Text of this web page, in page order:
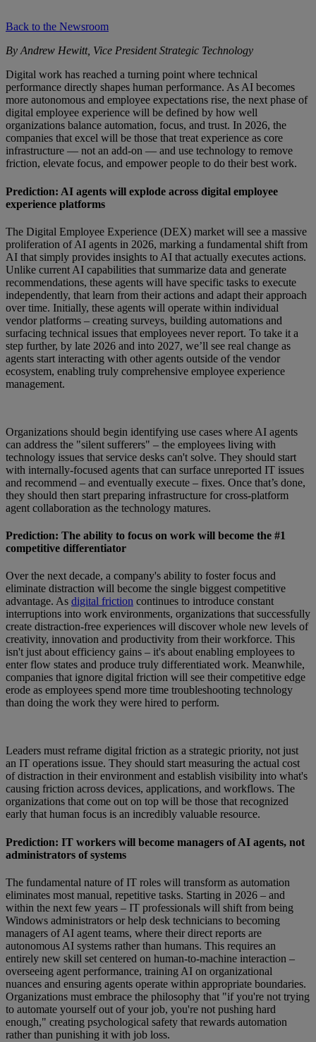
Back to the Newsroom
By Andrew Hewitt, Vice President Strategic Technology
Digital work has reached a turning point where technical
performance directly shapes human performance. As AI becomes
more autonomous and employee expectations rise, the next phase of
digital employee experience will be defined by how well
organizations balance automation, focus, and trust. In 2026, the
companies that excel will be those that treat experience as core
infrastructure — not an add-on — and use technology to remove
friction, elevate focus, and empower people to do their best work.
Prediction: AI agents will explode across digital employee
experience platforms
The Digital Employee Experience (DEX) market will see a massive
proliferation of AI agents in 2026, marking a fundamental shift from
AI that simply provides insights to AI that actually executes actions.
Unlike current AI capabilities that summarize data and generate
recommendations, these agents will have specific tasks to execute
independently, that learn from their actions and adapt their approach
over time. Initially, these agents will operate within individual
vendor platforms – creating surveys, building automations and
surfacing technical issues that employees never report. To take it a
step further, by late 2026 and into 2027, we’ll see real change as
agents start interacting with other agents outside of the vendor
ecosystem, enabling truly comprehensive employee experience
management.
Organizations should begin identifying use cases where AI agents
can address the "silent sufferers" – the employees living with
technology issues that service desks can't solve. They should start
with internally-focused agents that can surface unreported IT issues
and recommend – and eventually execute – fixes. Once that’s done,
they should then start preparing infrastructure for cross-platform
agent collaboration as the technology matures.
Prediction: The ability to focus on work will become the #1
competitive differentiator
Over the next decade, a company's ability to foster focus and
eliminate distraction will become the single biggest competitive
advantage. As digital friction continues to introduce constant
interruptions into work environments, organizations that successfully
create distraction-free experiences will discover whole new levels of
creativity, innovation and productivity from their workforce. This
isn't just about efficiency gains – it's about enabling employees to
enter flow states and produce truly differentiated work. Meanwhile,
companies that ignore digital friction will see their competitive edge
erode as employees spend more time troubleshooting technology
than doing the work they were hired to perform.
Leaders must reframe digital friction as a strategic priority, not just
an IT operations issue. They should start measuring the actual cost
of distraction in their environment and establish visibility into what's
causing friction across devices, applications, and workflows. The
organizations that come out on top will be those that recognized
early that human focus is an incredibly valuable resource.
Prediction: IT workers will become managers of AI agents, not
administrators of systems
The fundamental nature of IT roles will transform as automation
eliminates most manual, repetitive tasks. Starting in 2026 – and
within the next few years – IT professionals will shift from being
Windows administrators or help desk technicians to becoming
managers of AI agent teams, where their direct reports are
autonomous AI systems rather than humans. This requires an
entirely new skill set centered on human-to-machine interaction –
overseeing agent performance, training AI on organizational
nuances and ensuring agents operate within appropriate boundaries.
Organizations must embrace the philosophy that "if you're not trying
to automate yourself out of your job, you're not pushing hard
enough," creating psychological safety that rewards automation
rather than punishing it with job loss.